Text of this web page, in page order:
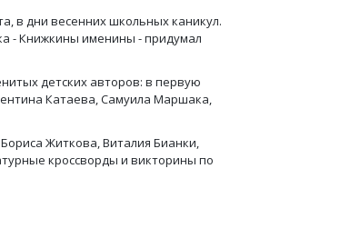
в дни весенних школьных каникул.
- Книжкины именины - придумал
детских авторов: в первую
Катаева, Самуила Маршака,
Житкова, Виталия Бианки,
кроссворды и викторины по